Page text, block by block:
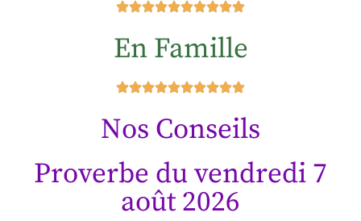
En Famille
Nos Conseils
Proverbe du vendredi 7
août 2026